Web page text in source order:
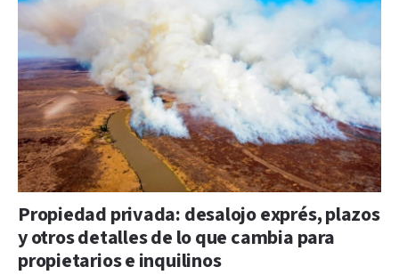
Propiedad privada: desalojo exprés, plazos
y otros detalles de lo que cambia para
propietarios e inquilinos